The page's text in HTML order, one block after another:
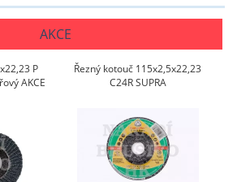
AKCE
P
AKCE
Řezný kotouč 115x2,5x22,23
C24R SUPRA